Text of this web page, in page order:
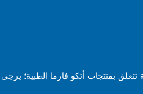
بمنتجات أتكو فارما الطبية؛ يرجى